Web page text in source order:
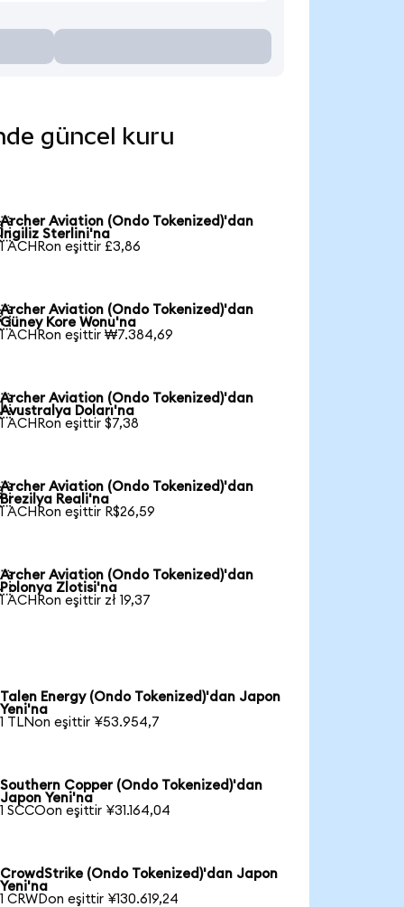
güncel kuru
Archer Aviation (Ondo Tokenized)'dan
İngiliz Sterlini'na
1 ACHRon eşittir £3,86
Archer Aviation (Ondo Tokenized)'dan
Güney Kore Wonu'na
1 ACHRon eşittir ₩7.384,69
Archer Aviation (Ondo Tokenized)'dan
Avustralya Doları'na
1 ACHRon eşittir $7,38
Archer Aviation (Ondo Tokenized)'dan
Brezilya Reali'na
1 ACHRon eşittir R$26,59
Archer Aviation (Ondo Tokenized)'dan
Polonya Zlotisi'na
1 ACHRon eşittir zł 19,37
Talen Energy (Ondo Tokenized)'dan Japon
Yeni'na
1 TLNon eşittir ¥53.954,7
Southern Copper (Ondo Tokenized)'dan
Japon Yeni'na
1 SCCOon eşittir ¥31.164,04
CrowdStrike (Ondo Tokenized)'dan Japon
Yeni'na
1 CRWDon eşittir ¥130.619,24